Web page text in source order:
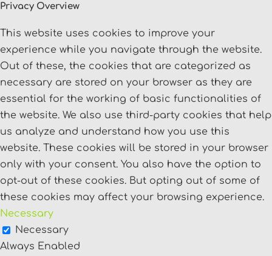
Privacy Overview
This website uses cookies to improve your
experience while you navigate through the website.
Out of these, the cookies that are categorized as
necessary are stored on your browser as they are
essential for the working of basic functionalities of
the website. We also use third-party cookies that help
us analyze and understand how you use this
website. These cookies will be stored in your browser
only with your consent. You also have the option to
opt-out of these cookies. But opting out of some of
these cookies may affect your browsing experience.
Necessary
Necessary
Always Enabled